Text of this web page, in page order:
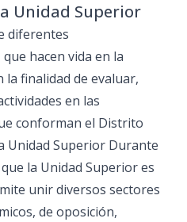
Unidad Superior
diferentes
hacen vida en la
finalidad de evaluar,
en las
conforman el Distrito
Unidad Superior Durante
la Unidad Superior es
unir diversos sectores
de oposición,